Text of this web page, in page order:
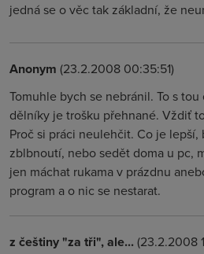
jedná se o věc tak základní, že
Anonym (23.2.2008 00:35:51)
Tomuhle bych se nebránil. To s
dělníky je trošku přehnané. Vždiť
Proč si práci neulehčit. Co je lepší,
zblbnoutí, nebo sedět doma u pc,
jen máchat rukama v prázdnu
program a o nic se nestarat.
z češtiny "za tři", ale... (23.2.2008